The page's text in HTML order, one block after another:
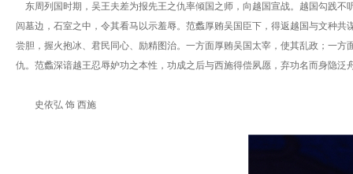
东周列国时期，吴王夫差为报先王之仇率倾国之师，向越国宣战。越国勾践
闾墓边，石室之中，令其看马以示羞辱。范蠡厚贿吴国臣下，得返越国与文种
尝胆，握火抱冰、君民同心、励精图治。一方面厚贿吴国太宰，使其乱政；一
仇。范蠡深谙越王忍辱妒功之本性，功成之后与西施得偿夙愿，弃功名而身隐泛
史依弘 饰 西施